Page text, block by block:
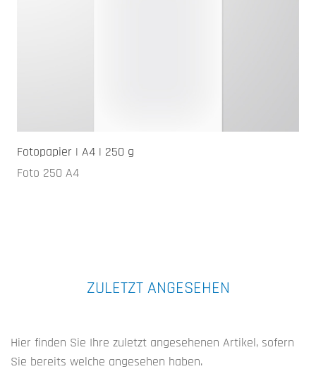
Fotopapier | A4 | 250 g
Foto 250 A4
ZULETZT ANGESEHEN
Hier finden Sie Ihre zuletzt angesehenen Artikel, sofern
Sie bereits welche angesehen haben.